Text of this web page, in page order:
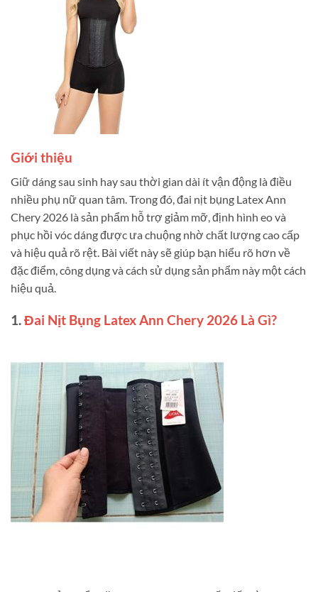
Giới thiệu
Giữ dáng sau sinh hay sau thời gian dài ít vận động là điều
nhiều phụ nữ quan tâm. Trong đó, đai nịt bụng Latex Ann
Chery 2026 là sản phẩm hỗ trợ giảm mỡ, định hình eo và
phục hồi vóc dáng được ưa chuộng nhờ chất lượng cao cấp
và hiệu quả rõ rệt. Bài viết này sẽ giúp bạn hiểu rõ hơn về
đặc điểm, công dụng và cách sử dụng sản phẩm này một cách
hiệu quả.
1.Đai Nịt Bụng Latex Ann Chery 2026 Là Gì?